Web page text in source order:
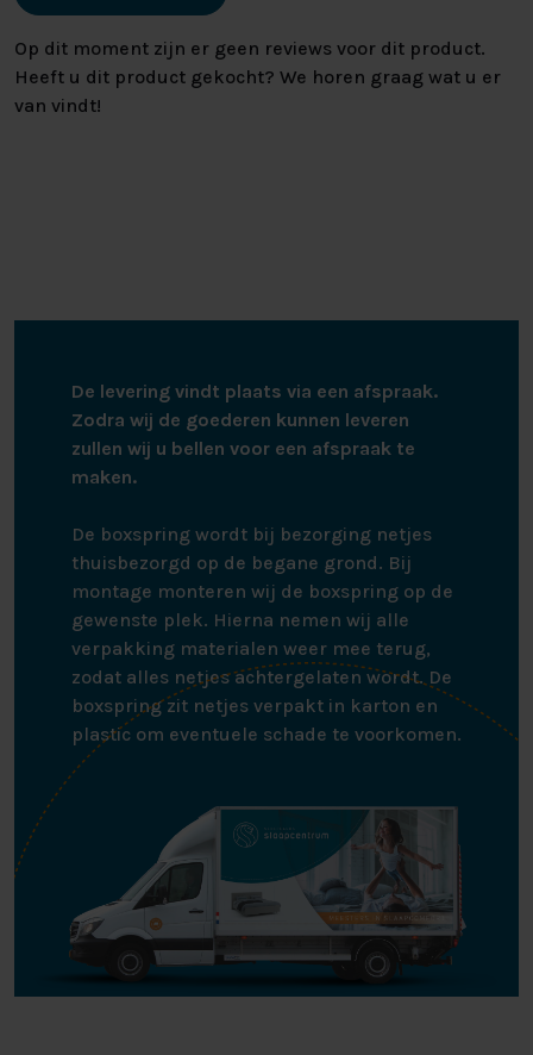
Op dit moment zijn er geen reviews voor dit product.
Heeft u dit product gekocht? We horen graag wat u er
van vindt!
De levering vindt plaats via een afspraak.
Zodra wij de goederen kunnen leveren
zullen wij u bellen voor een afspraak te
maken.
De boxspring wordt bij bezorging netjes
thuisbezorgd op de begane grond. Bij
montage monteren wij de boxspring op de
gewenste plek. Hierna nemen wij alle
verpakking materialen weer mee terug,
zodat alles netjes achtergelaten wordt. De
boxspring zit netjes verpakt in karton en
plastic om eventuele schade te voorkomen.